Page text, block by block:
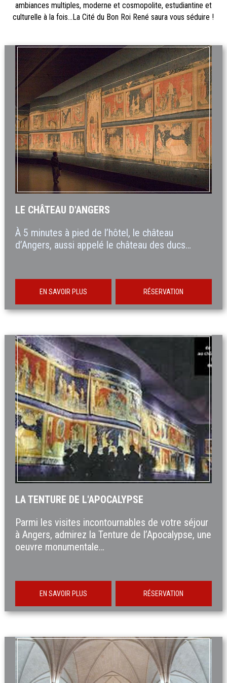
ambiances multiples, moderne et cosmopolite, estudiantine et
culturelle à la fois...La Cité du Bon Roi René saura vous séduire !
LE CHÂTEAU D'ANGERS
À 5 minutes à pied de l’hôtel, le château
d’Angers, aussi appelé le château des ducs…
EN SAVOIR PLUS RÉSERVATION
LA TENTURE DE L'APOCALYPSE
Parmi les visites incontournables de votre séjour
à Angers, admirez la Tenture de l’Apocalypse, une
oeuvre monumentale…
EN SAVOIR PLUS RÉSERVATION